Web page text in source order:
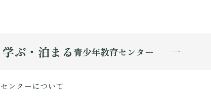
学ぶ・泊まる青少年教育センター
センターについて